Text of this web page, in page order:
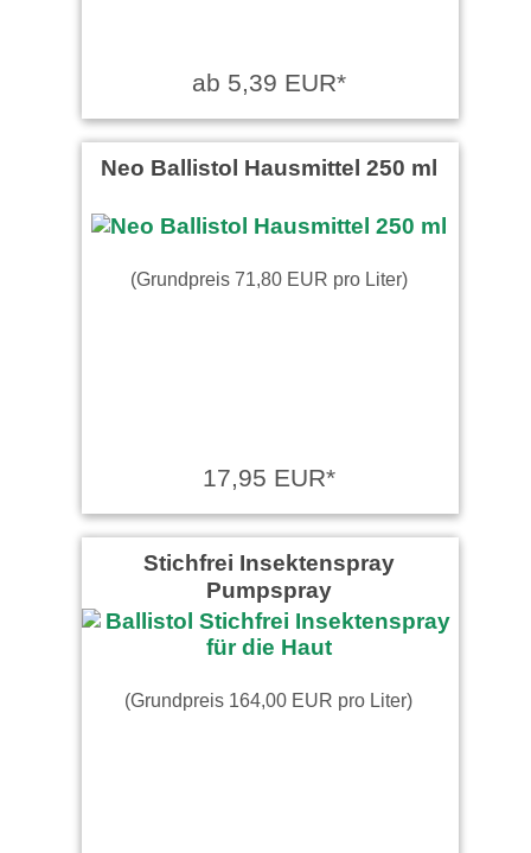
ab 5,39 EUR*
Neo Ballistol Hausmittel 250 ml
(Grundpreis 71,80 EUR pro Liter)
17,95 EUR*
Stichfrei Insektenspray
Pumpspray
(Grundpreis 164,00 EUR pro Liter)